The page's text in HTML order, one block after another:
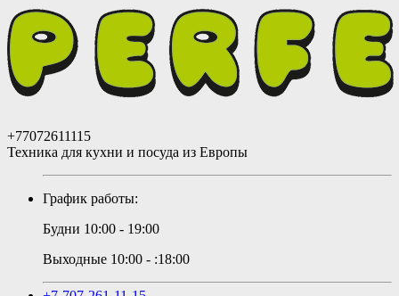
+77072611115
Техника для кухни и посуда из Европы
График работы:
Будни 10:00 - 19:00
Выходные 10:00 - :18:00